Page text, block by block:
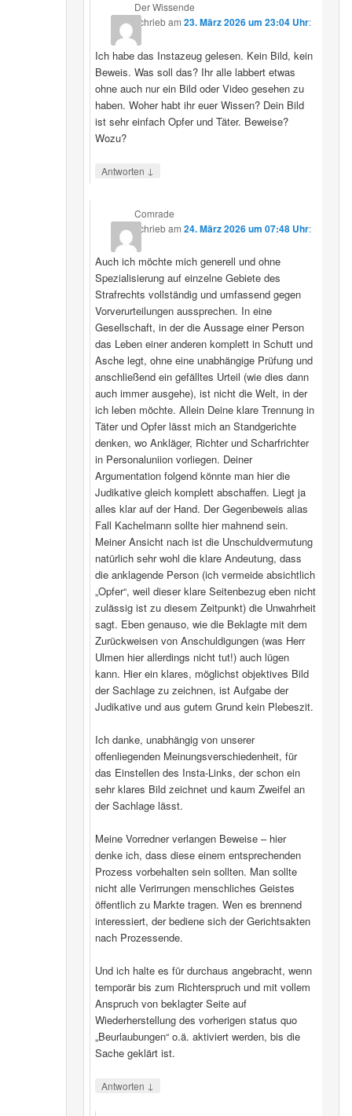
Der Wissende
schriebam23. März 2026 um 23:04 Uhr:
Ich habe das Instazeug gelesen. Kein Bild, kein
Beweis. Was soll das? Ihr alle labbert etwas
ohne auch nur ein Bild oder Video gesehen zu
haben. Woher habt ihr euer Wissen? Dein Bild
ist sehr einfach Opfer und Täter. Beweise?
Wozu?
Antworten ↓
Comrade
schriebam24. März 2026 um 07:48 Uhr:
Auch ich möchte mich generell und ohne
Spezialisierung auf einzelne Gebiete des
Strafrechts vollständig und umfassend gegen
Vorverurteilungen aussprechen. In eine
Gesellschaft, in der die Aussage einer Person
das Leben einer anderen komplett in Schutt und
Asche legt, ohne eine unabhängige Prüfung und
anschließend ein gefälltes Urteil (wie dies dann
auch immer ausgehe), ist nicht die Welt, in der
ich leben möchte. Allein Deine klare Trennung in
Täter und Opfer lässt mich an Standgerichte
denken, wo Ankläger, Richter und Scharfrichter
in Personaluniion vorliegen. Deiner
Argumentation folgend könnte man hier die
Judikative gleich komplett abschaffen. Liegt ja
alles klar auf der Hand. Der Gegenbeweis alias
Fall Kachelmann sollte hier mahnend sein.
Meiner Ansicht nach ist die Unschuldvermutung
natürlich sehr wohl die klare Andeutung, dass
die anklagende Person (ich vermeide absichtlich
„Opfer“, weil dieser klare Seitenbezug eben nicht
zulässig ist zu diesem Zeitpunkt) die Unwahrheit
sagt. Eben genauso, wie die Beklagte mit dem
Zurückweisen von Anschuldigungen (was Herr
Ulmen hier allerdings nicht tut!) auch lügen
kann. Hier ein klares, möglichst objektives Bild
der Sachlage zu zeichnen, ist Aufgabe der
Judikative und aus gutem Grund kein Plebeszit.
Ich danke, unabhängig von unserer
offenliegenden Meinungsverschiedenheit, für
das Einstellen des Insta-Links, der schon ein
sehr klares Bild zeichnet und kaum Zweifel an
der Sachlage lässt.
Meine Vorredner verlangen Beweise – hier
denke ich, dass diese einem entsprechenden
Prozess vorbehalten sein sollten. Man sollte
nicht alle Verirrungen menschliches Geistes
öffentlich zu Markte tragen. Wen es brennend
interessiert, der bediene sich der Gerichtsakten
nach Prozessende.
Und ich halte es für durchaus angebracht, wenn
temporär bis zum Richterspruch und mit vollem
Anspruch von beklagter Seite auf
Wiederherstellung des vorherigen status quo
„Beurlaubungen“ o.ä. aktiviert werden, bis die
Sache geklärt ist.
Antworten ↓